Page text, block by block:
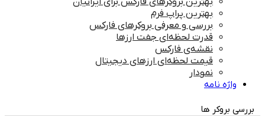
بهترین پراپ‌ فرم
بررسی و معرفی بروکرهای فارکس
قدرت لحظه‌ای جفت ارزها
نقشه‌ی فارکس
قیمت لحظه‌ای ارزهای دیجیتال
نمودار
واژه نامه
بررسی بروکر ها